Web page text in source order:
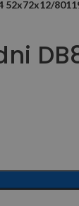
52x72x12/